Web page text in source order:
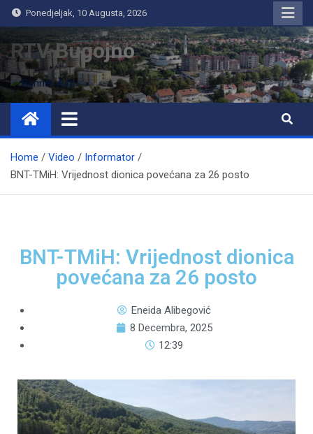
Ponedjeljak, 10 Augusta, 2026
RTV Bugojno
Home Video
Informator
BNT-TMiH: Vrijednost dionica povećana za 26 posto
BNT-TMiH: Vrijednost dionica
povećana za 26 posto
Eneida Alibegović
8 Decembra, 2025
12:39